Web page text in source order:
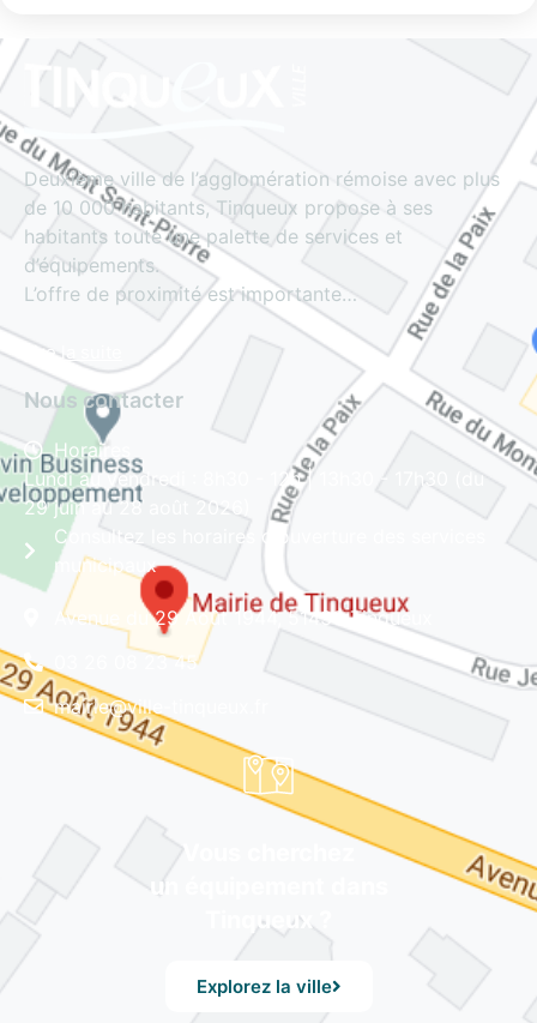
Deuxième ville de l’agglomération rémoise avec plus
de 10 000 habitants, Tinqueux propose à ses
habitants toute une palette de services et
d’équipements.
L’offre de proximité est importante…
Lire la suite
Nous contacter
Horaires
Lundi au vendredi : 8h30 - 12h | 13h30 - 17h30 (du
29 juin au 28 août 2026)
Consultez les horaires d'ouverture des services
municipaux
Avenue du 29 Août 1944, 51430 Tinqueux
03 26 08 23 45
mairie@ville-tinqueux.fr
Vous cherchez
un équipement dans
Tinqueux ?
Explorez la ville